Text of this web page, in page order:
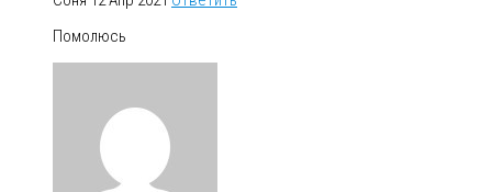
Помолюсь